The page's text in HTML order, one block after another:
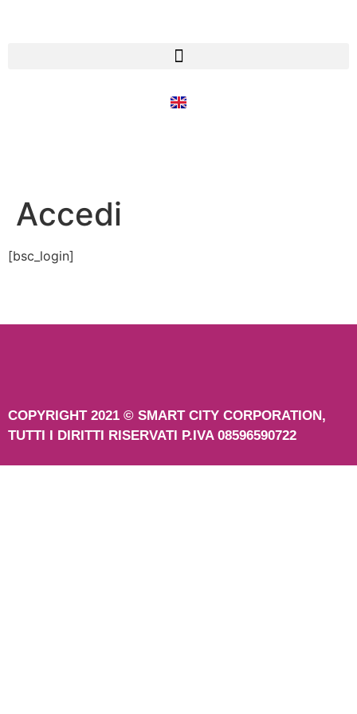
Accedi
[bsc_login]
COPYRIGHT 2021 © SMART CITY CORPORATION,
TUTTI I DIRITTI RISERVATI P.IVA 08596590722